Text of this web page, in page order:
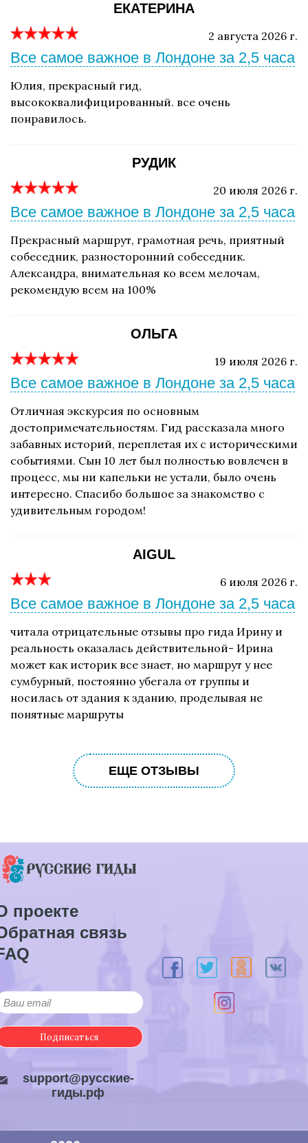
ЕКАТЕРИНА
2 августа 2026 г.
Все самое важное в Лондоне за 2,5 часа
Юлия, прекрасный гид,
высококвалифицированный. все очень
понравилось.
РУДИК
20 июля 2026 г.
Все самое важное в Лондоне за 2,5 часа
Прекрасный маршрут, грамотная речь, приятный
собеседник, разносторонний собеседник.
Александра, внимательная ко всем мелочам,
рекомендую всем на 100%
ОЛЬГА
19 июля 2026 г.
Все самое важное в Лондоне за 2,5 часа
Отличная экскурсия по основным
достопримечательностям. Гид рассказала много
забавных историй, переплетая их с историческими
событиями. Сын 10 лет был полностью вовлечен в
процесс, мы ни капельки не устали, было очень
интересно. Спасибо большое за знакомство с
удивительным городом!
AIGUL
6 июля 2026 г.
Все самое важное в Лондоне за 2,5 часа
читала отрицательные отзывы про гида Ирину и
реальность оказалась действительной- Ирина
может как историк все знает, но маршрут у нее
сумбурный, постоянно убегала от группы и
носилась от здания к зданию, проделывая не
понятные маршруты
ЕЩЕ ОТЗЫВЫ
проекте
связь
Подписаться
support@русские-
гиды.рф